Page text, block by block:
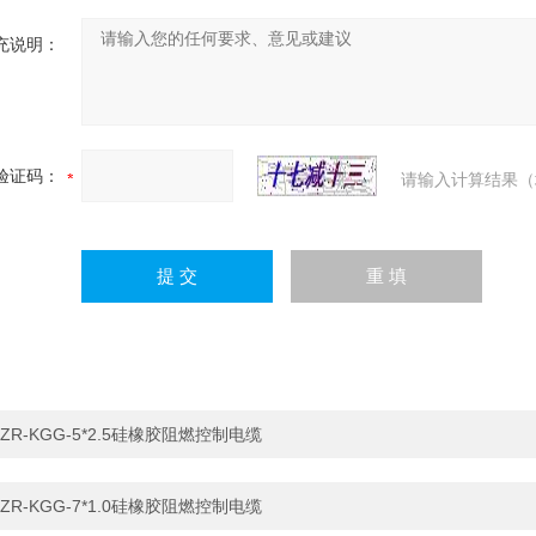
说明：
证码： 请输入计算结果
ZR-KGG-5*2.5硅橡胶阻燃控制电缆
ZR-KGG-7*1.0硅橡胶阻燃控制电缆